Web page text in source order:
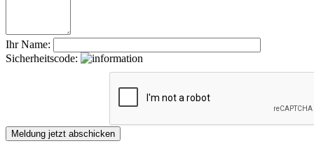
Ihr Name:
Sicherheitscode: